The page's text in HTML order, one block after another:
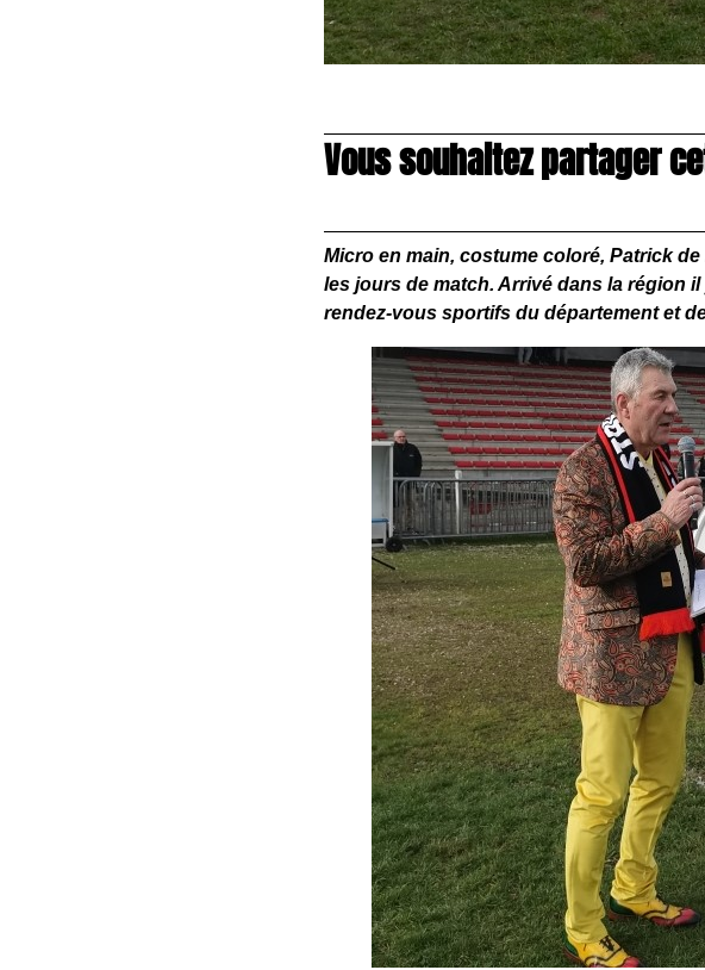
Vous souhaitez partager
Micro en main, costume coloré, Patrick
les jours de match. Arrivé dans la région
rendez-vous sportifs du département et